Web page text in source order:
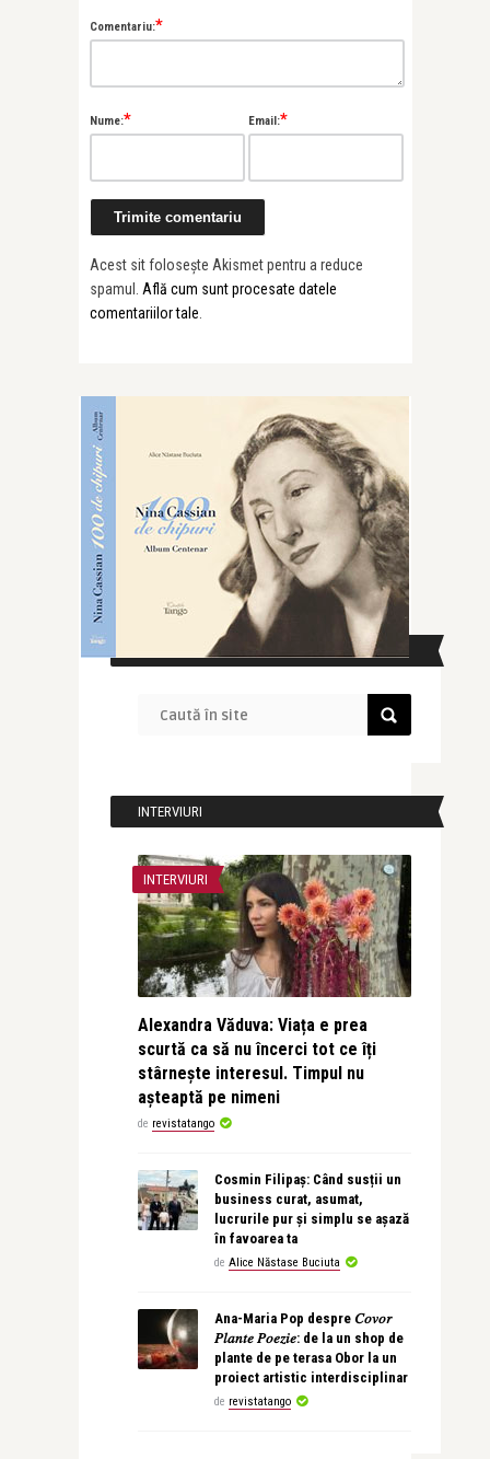
Comentariu:*
Nume:* Email:*
Acest sit folosește Akismet pentru a reduce
spamul. Află cum sunt procesate datele
comentariilor tale.
CAUTĂ ÎN SITE
INTERVIURI
INTERVIURI
Alexandra Văduva: Viața e prea
scurtă ca să nu încerci tot ce îți
stârnește interesul. Timpul nu
așteaptă pe nimeni
de revistatango
Cosmin Filipaș: Când susții un
business curat, asumat,
lucrurile pur și simplu se așază
în favoarea ta
de Alice Năstase Buciuta
Ana-Maria Pop despre 𝐶𝑜𝑣𝑜𝑟
𝑃𝑙𝑎𝑛𝑡𝑒 𝑃𝑜𝑒𝑧𝑖𝑒: de la un shop de
plante de pe terasa Obor la un
proiect artistic interdisciplinar
de revistatango